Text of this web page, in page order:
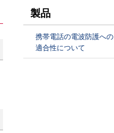
製品
携帯電話の電波防護への
適合性について